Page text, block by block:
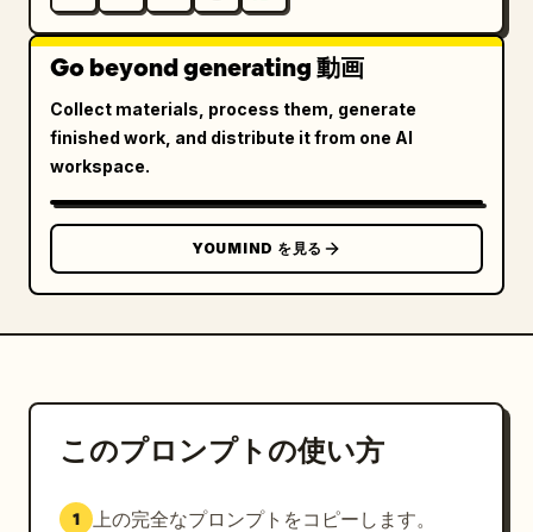
Go beyond generating 動画
Collect materials, process them, generate
finished work, and distribute it from one AI
workspace.
YOUMIND を見る
このプロンプトの使い方
1 上の完全なプロンプトをコピーします。